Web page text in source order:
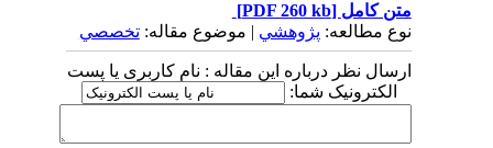
متن کامل[PDF 260 kb]
نوع مطالعه:پژوهشي| موضوع مقاله:تخصصي
ارسال نظر درباره این مقاله : نام کاربری یا پست
الکترونیک شما: